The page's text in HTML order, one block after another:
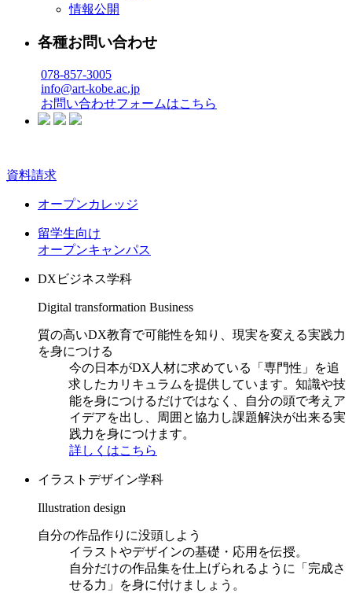
情報公開
各種お問い合わせ
078-857-3005
info@art-kobe.ac.jp
お問い合わせフォームはこちら
資料請求
オープンカレッジ
留学生向け
オープンキャンパス
DXビジネス学科
Digital transformation Business
質の高いDX教育で可能性を知り、現実を変える実践力
を身につける
今の日本がDX人材に求めている「専門性」を追
求したカリキュラムを提供しています。知識や技
能を身につけるだけではなく、自分の頭で考えア
イデアを出し、周囲と協力し課題解決が出来る実
践力を身につけます。
詳しくはこちら
イラストデザイン学科
Illustration design
自分の作品作りに没頭しよう
イラストやデザインの基礎・応用を伝授。
自分だけの作品集を仕上げられるように「完成さ
せる力」を身に付けましょう。